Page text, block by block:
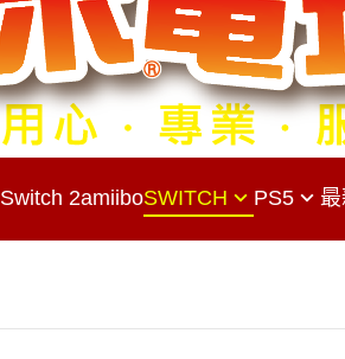
Switch 2amiiboSWITCH
Switch 遊戲
PS5